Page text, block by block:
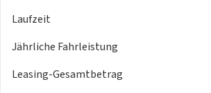
- Auflagefläche der
- Batterie 42,2 KWH
- Fahrersitz, höhenverstellbar
- 12V Steckdose im Gepäckraum
Laufzeit
Jährliche Fahrleistung
Leasing-Gesamtbetrag